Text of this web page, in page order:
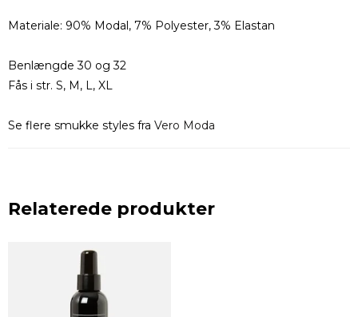
Materiale: 90% Modal, 7% Polyester, 3% Elastan
Benlængde 30 og 32
Fås i str. S, M, L, XL
Se flere smukke styles fra Vero Moda
Relaterede produkter